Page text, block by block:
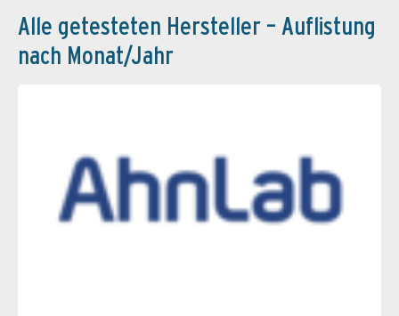
Alle getesteten Hersteller – Auflistung
nach Monat/Jahr